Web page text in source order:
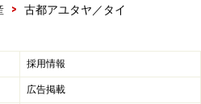
> 古都アユタヤ／タイ
採用情報
広告掲載